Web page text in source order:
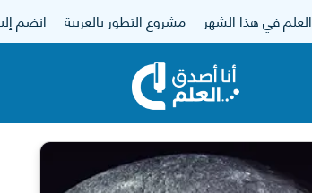
العلم في هذا الشهر مشروع التطور بالعربية انضم